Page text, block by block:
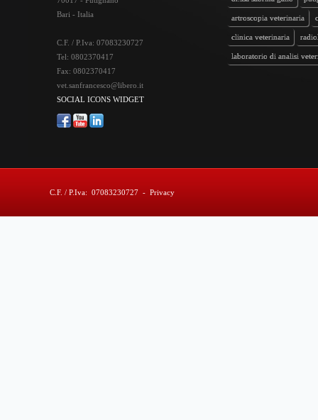
Bari - Italia
C.F. / P.Iva: 07083230727
Tel: 0802370417
Fax: 0802370417
vet.sanfrancesco@libero.it
SOCIAL ICONS WIDGET
artroscopia veterinaria
clinica veterinaria
laboratorio di analisi
C.F. / P.Iva: 07083230727 - Privacy